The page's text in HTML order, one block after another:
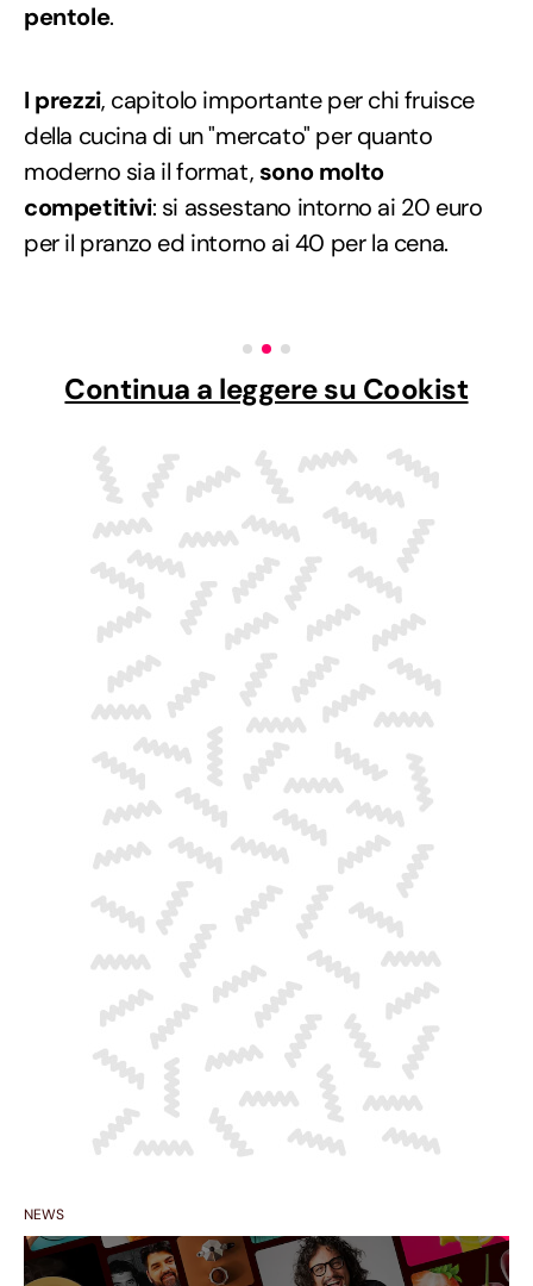
pentole.
I prezzi, capitolo importante per chi fruisce
della cucina di un "mercato" per quanto
moderno sia il format, sono molto
competitivi: si assestano intorno ai 20 euro
per il pranzo ed intorno ai 40 per la cena.
Continua a leggere su Cookist
NEWS